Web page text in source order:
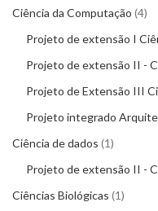
Ciência da Computação 4
Projeto de extensão I
Projeto de extensão II -
Projeto de Extensão III
Projeto integrado
Ciência de dados 1
Projeto de extensão II -
Ciências Biológicas 1